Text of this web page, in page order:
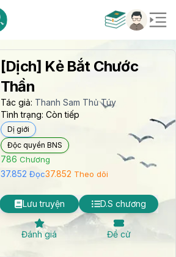
[Dịch] Kẻ Bắt Chước
Thần
Tác giả: Thanh Sam Thủ Túy
Tình trạng:Còn tiếp
Dị giới
Độc quyền BNS
786 Chương
37.852 Đọc37.852 Theo dõi
Lưu truyện D.S chương
Đánh giá Đề cử